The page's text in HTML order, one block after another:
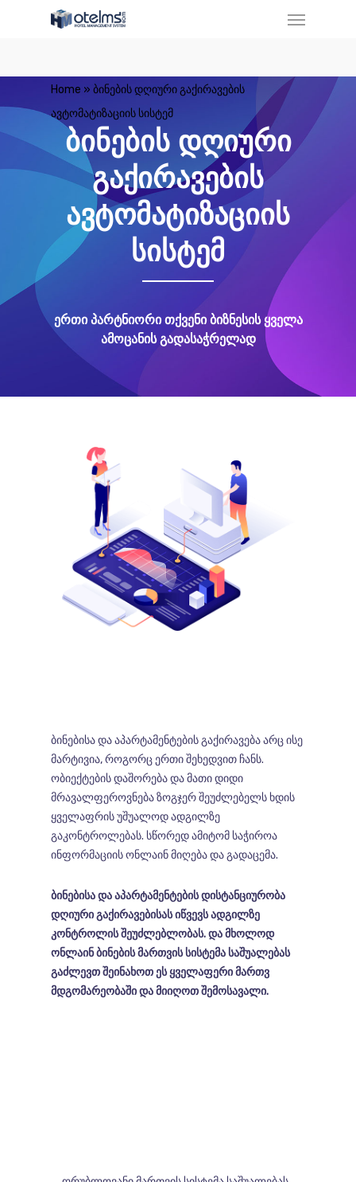
Home » ბინების დღიური გაქირავების
ავტომატიზაციის სისტემ
ბინების დღიური
გაქირავების
ავტომატიზაციის
სისტემ
ერთი პარტნიორი თქვენი ბიზნესის ყველა
ამოცანის გადასაჭრელად
ბინებისა და აპარტამენტების გაქირავება არც ისე
მარტივია, როგორც ერთი შეხედვით ჩანს.
ობიექტების დაშორება და მათი დიდი
მრავალფეროვნება ზოგჯერ შეუძლებელს ხდის
ყველაფრის უშუალოდ ადგილზე
გაკონტროლებას. სწორედ ამიტომ საჭიროა
ინფორმაციის ონლაინ მიღება და გადაცემა.
ბინებისა და აპარტამენტების დისტანციურობა
დღიური გაქირავებისას იწვევს ადგილზე
კონტროლის შეუძლებლობას. და მხოლოდ
ონლაინ ბინების მართვის სისტემა საშუალებას
გაძლევთ შეინახოთ ეს ყველაფერი მართვ
მდგომარეობაში და მიიღოთ შემოსავალი.